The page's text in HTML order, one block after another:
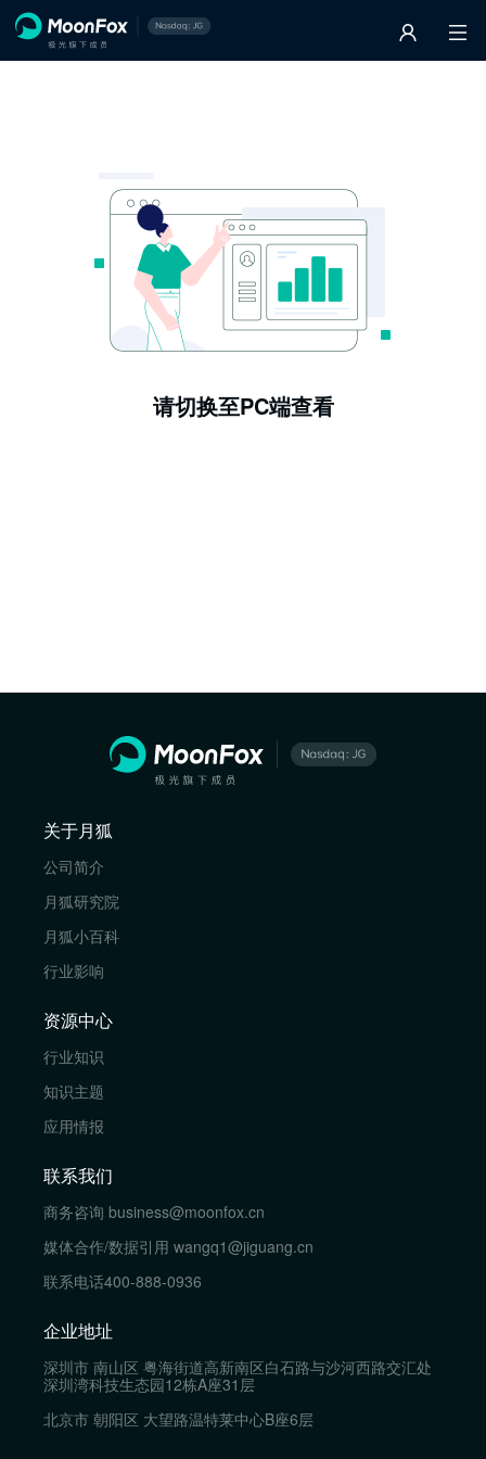
请切换至PC端查看
关于月狐
公司简介
月狐研究院
月狐小百科
行业影响
资源中心
行业知识
知识主题
应用情报
联系我们
商务咨询 business@moonfox.cn
媒体合作/数据引用 wangq1@jiguang.cn
联系电话400-888-0936
企业地址
深圳市 南山区 粤海街道高新南区白石路与沙河西路交汇处
深圳湾科技生态园12栋A座31层
北京市 朝阳区 大望路温特莱中心B座6层